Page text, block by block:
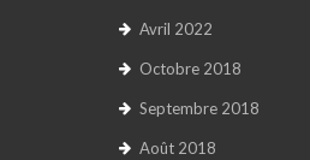
Avril 2022
Octobre 2018
Septembre 2018
Août 2018